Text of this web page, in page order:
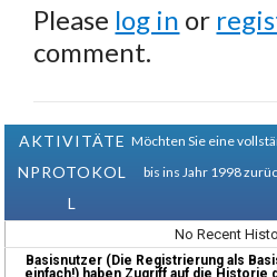
Please log in or
comment.
AKTIVITÄTE
NPROTOKOL
L
Möchten Sie eine
bis ins Jahr 1998
No Recent
Basisnutzer (Die Registrierung als
einfach!) haben Zugriff auf die